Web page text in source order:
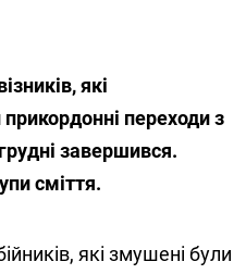
які
переходи з
завершився.
сміття.
які змушені були